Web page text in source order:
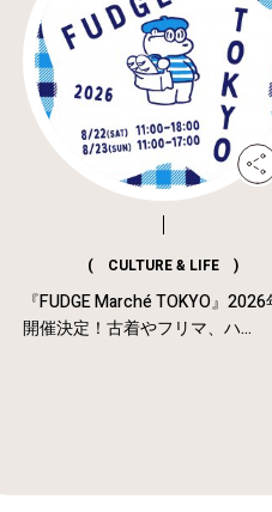
( CULTURE & LIFE )
『FUDGE Marché TOKYO』2026
開催決定！古着やフリマ、ハ...